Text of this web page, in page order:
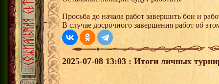
Просьба до начала работ завершить бои и
В случае досрочного завершения работ об
2025-07-08 13:03 : Итоги личных